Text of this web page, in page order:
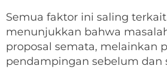
Semua faktor ini saling
menunjukkan bahwa
proposal semata, melainkan
pendampingan sebelum dan